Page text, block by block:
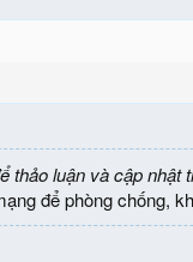
thảo luận và cập nhật
để phòng chống,